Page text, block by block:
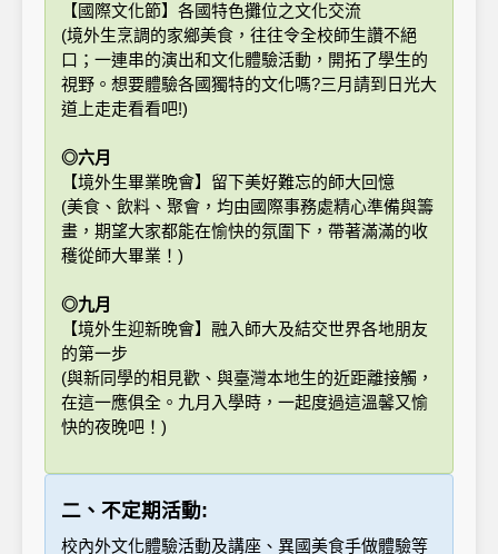
【國際文化節】各國特色攤位之文化交流
(境外生烹調的家鄉美食，往往令全校師生讚不絕
口；一連串的演出和文化體驗活動，開拓了學生的
視野。想要體驗各國獨特的文化嗎?三月請到日光大
道上走走看看吧!)
◎六月
【境外生畢業晚會】留下美好難忘的師大回憶
(美食、飲料、聚會，均由國際事務處精心準備與籌
畫，期望大家都能在愉快的氛圍下，帶著滿滿的收
穫從師大畢業！)
◎九月
【境外生迎新晚會】融入師大及結交世界各地朋友
的第一步
(與新同學的相見歡、與臺灣本地生的近距離接觸，
在這一應俱全。九月入學時，一起度過這溫馨又愉
快的夜晚吧！)
二、不定期活動:
校內外文化體驗活動及講座、異國美食手做體驗等